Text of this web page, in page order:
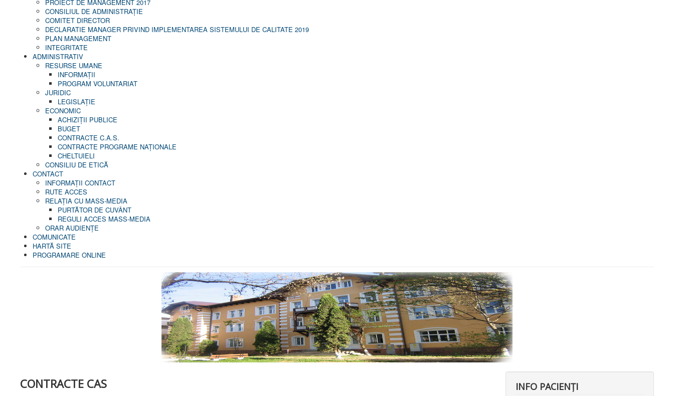
PROIECT DE MANAGEMENT 2017
CONSILIUL DE ADMINISTRAŢIE
COMITET DIRECTOR
DECLARATIE MANAGER PRIVIND IMPLEMENTAREA SISTEMULUI DE CALITATE 2019
PLAN MANAGEMENT
INTEGRITATE
ADMINISTRATIV
RESURSE UMANE
INFORMAŢII
PROGRAM VOLUNTARIAT
JURIDIC
LEGISLAȚIE
ECONOMIC
ACHIZIŢII PUBLICE
BUGET
CONTRACTE C.A.S.
CONTRACTE PROGRAME NAȚIONALE
CHELTUIELI
CONSILIU DE ETICĂ
CONTACT
INFORMAŢII CONTACT
RUTE ACCES
RELAȚIA CU MASS-MEDIA
PURTĂTOR DE CUVÂNT
REGULI ACCES MASS-MEDIA
ORAR AUDIENŢE
COMUNICATE
HARTĂ SITE
PROGRAMARE ONLINE
CONTRACTE CAS INFO PACIENŢI